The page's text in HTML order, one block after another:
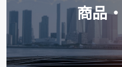
商品